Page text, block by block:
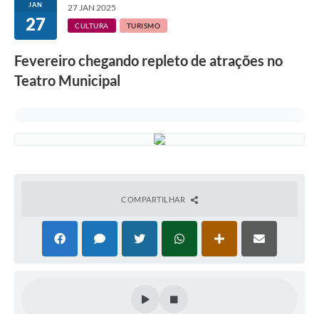
Transparência
Contratos
JAN
27
27 JAN 2025
CULTURA TURISMO
Fevereiro chegando repleto de atrações no
Teatro Municipal
COMPARTILHAR